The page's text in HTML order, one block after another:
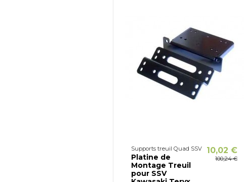
Supports treuil Quad SSV
Platine de
Montage Treuil
pour SSV
10,02 €
100,24 €